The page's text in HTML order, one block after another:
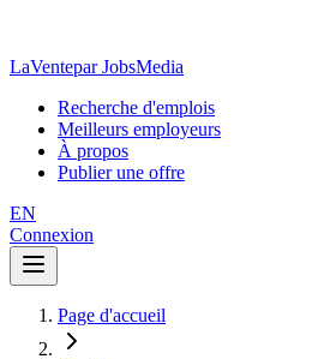
LaVentepar JobsMedia
Recherche d'emplois
Meilleurs employeurs
À propos
Publier une offre
EN
Connexion
Page d'accueil